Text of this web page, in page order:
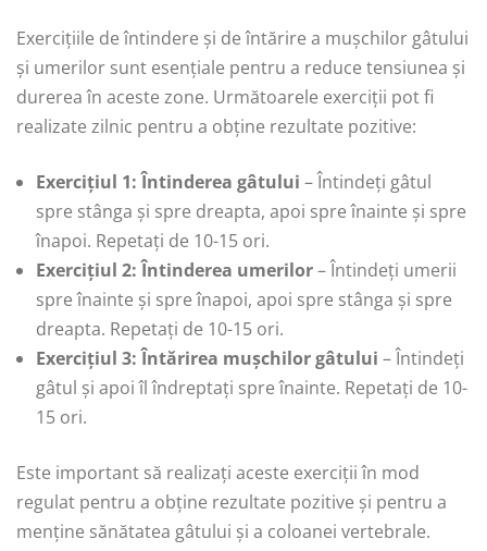
Exercițiile de întindere și de întărire a mușchilor gâtului
și umerilor sunt esențiale pentru a reduce tensiunea și
durerea în aceste zone. Următoarele exerciții pot fi
realizate zilnic pentru a obține rezultate pozitive:
Exercițiul 1: Întinderea gâtului – Întindeți gâtul
spre stânga și spre dreapta, apoi spre înainte și spre
înapoi. Repetați de 10-15 ori.
Exercițiul 2: Întinderea umerilor– Întindeți umerii
spre înainte și spre înapoi, apoi spre stânga și spre
dreapta. Repetați de 10-15 ori.
Exercițiul 3: Întărirea mușchilor gâtului – Întindeți
gâtul și apoi îl îndreptați spre înainte. Repetați de 10-
15 ori.
Este important să realizați aceste exerciții în mod
regulat pentru a obține rezultate pozitive și pentru a
menține sănătatea gâtului și a coloanei vertebrale.